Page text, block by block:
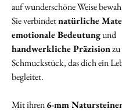
auf wunderschöne Weise
Sie verbindetnatürliche
emotionale Bedeutungund
handwerkliche Präzision
Schmuckstück, das dich ein
begleitet.
Mit ihren6‑mm